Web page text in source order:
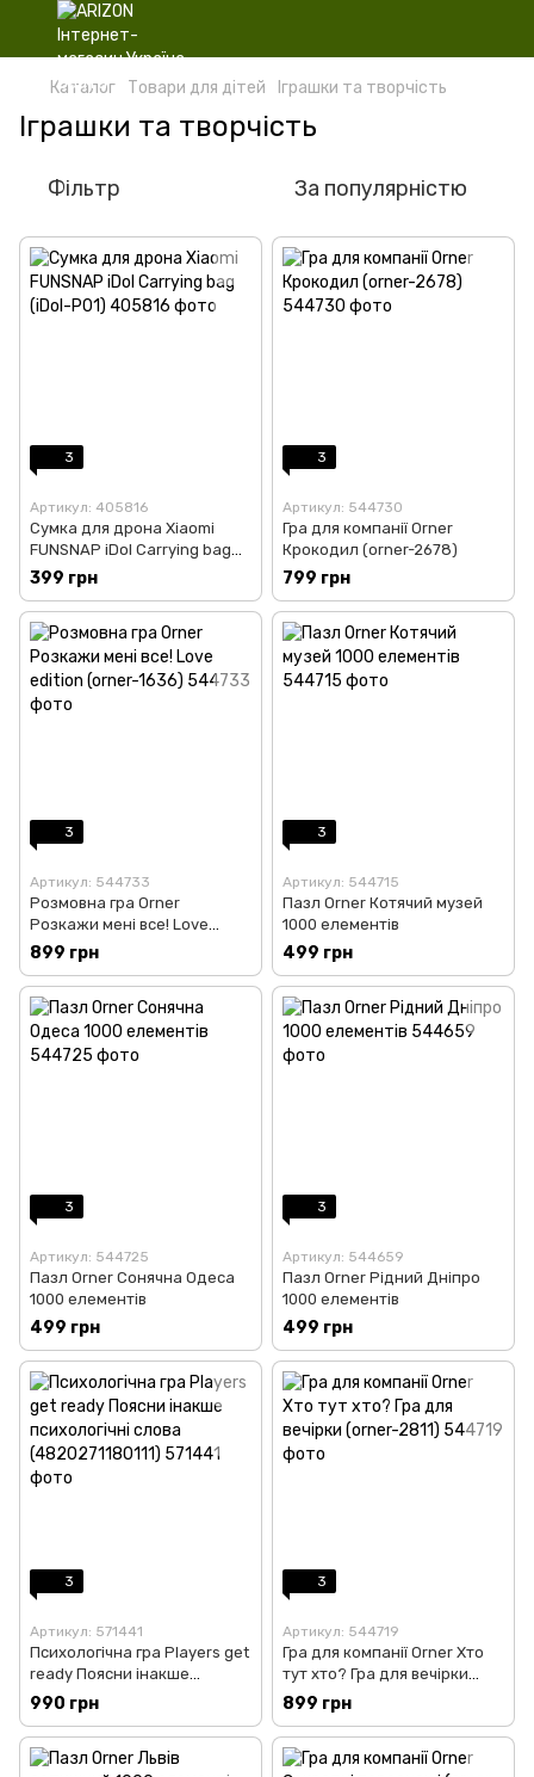
Каталог Товари для дітей Іграшки та творчість
Іграшки та творчість
Фільтр За популярністю
3
Артикул: 405816
Сумка для дрона Xiaomi
FUNSNAP iDol Carrying bag
(iDol-P01)
399 грн
3
Артикул: 544730
Гра для компанії Orner
Крокодил (orner-2678)
799 грн
3
Артикул: 544733
Розмовна гра Orner
Розкажи мені все! Love
edition (orner-1636)
899 грн
3
Артикул: 544715
Пазл Orner Котячий музей
1000 елементів
499 грн
3
Артикул: 544725
Пазл Orner Сонячна Одеса
1000 елементів
499 грн
3
Артикул: 544659
Пазл Orner Рідний Дніпро
1000 елементів
499 грн
3
Артикул: 571441
Психологічна гра Players get
ready Поясни інакше
психологічні слова
(4820271180111)
990 грн
3
Артикул: 544719
Гра для компанії Orner Хто
тут хто? Гра для вечірки
(orner-2811)
899 грн